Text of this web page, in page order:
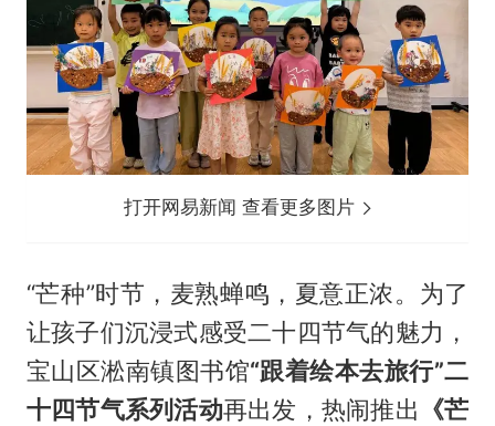
打开网易新闻 查看更多图片
“芒种”时节，麦熟蝉鸣，夏意正浓。为了
让孩子们沉浸式感受二十四节气的魅力，
宝山区淞南镇图书馆“跟着绘本去旅行”二
十四节气系列活动再出发，热闹推出 《芒